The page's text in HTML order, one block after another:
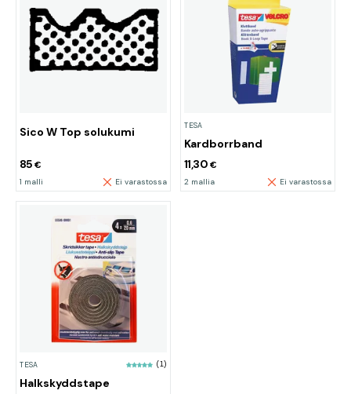
Sico W Top solukumi
85€
1 malli Ei varastossa
TESA
Kardborrband
11,30 €
2 mallia Ei varastossa
TESA (1)
Halkskyddstape